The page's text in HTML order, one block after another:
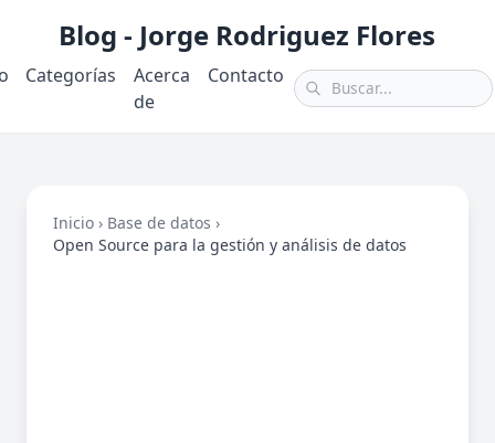
Blog - Jorge Rodriguez Flores
Categorías
Acerca
de
Contacto
Inicio › Base de datos ›
Open Source para la gestión y análisis de datos